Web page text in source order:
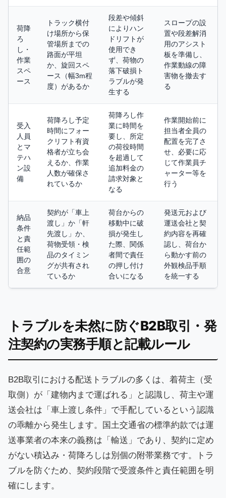
荷降
ろ
し・
作業
スペ
ース
トラック横付
け場所から保
管場所までの
路面が平坦
か、旋回スペ
ース（幅3m程
度）があるか
段差や傾斜
によりハン
ドリフトが
使用でき
ず、荷物の
落下破損ト
ラブルが発
生する
スロープの設
置や段差解消
用のアシスト
板を準備し、
作業動線の障
害物を撤去す
る
受入
人員
とマ
テハ
ン設
備
荷降ろし予定
時間にフォー
クリフト有資
格者が立ち会
えるか、作業
人数が確保さ
れているか
荷降ろし作
業に時間を
要し、所定
の荷役時間
を超過して
追加料金の
請求対象と
なる
作業開始前に
担当者全員の
配置を完了さ
せ、必要に応
じて作業員チ
ャーター等を
行う
納品
条件
と責
任範
囲の
合意
契約が「車上
渡し」か「軒
先渡し」か、
荷物受領・検
品のタイミン
グが共有され
ているか
荷台からの
移動中に破
損が発生し
た際、関係
者間で責任
の押し付け
合いになる
発送元および
運送会社と契
約内容を再確
認し、荷台か
ら動かす前の
外観検品手順
を統一する
トラブルを未然に防ぐB2B取引・発
注契約の実務手順と記載ルール
B2B取引における配送トラブルの多くは、着荷主（受
取側）が「建物内まで運ばれる」と認識し、荷主や運
送会社は「車上渡し条件」で手配しているという認識
の乖離から発生します。国土交通省の標準約款では運
送事業者の本来の義務は「輸送」であり、契約に定め
がない積込み・荷降ろしは別個の附帯業務です。トラ
ブルを防ぐため、契約段階で受渡条件と責任範囲を明
確にします。